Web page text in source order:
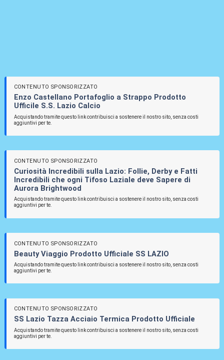
CONTENUTO SPONSORIZZATO
Enzo Castellano Portafoglio a Strappo Prodotto
Ufficile S.S. Lazio Calcio
Acquistando tramite questo link contribuisci a sostenere il nostro sito, senza costi
aggiuntivi per te.
CONTENUTO SPONSORIZZATO
Curiosità Incredibili sulla Lazio: Follie, Derby e Fatti
Incredibili che ogni Tifoso Laziale deve Sapere di
Aurora Brightwood
Acquistando tramite questo link contribuisci a sostenere il nostro sito, senza costi
aggiuntivi per te.
CONTENUTO SPONSORIZZATO
Beauty Viaggio Prodotto Ufficiale SS LAZIO
Acquistando tramite questo link contribuisci a sostenere il nostro sito, senza costi
aggiuntivi per te.
CONTENUTO SPONSORIZZATO
SS Lazio Tazza Acciaio Termica Prodotto Ufficiale
Acquistando tramite questo link contribuisci a sostenere il nostro sito, senza costi
aggiuntivi per te.